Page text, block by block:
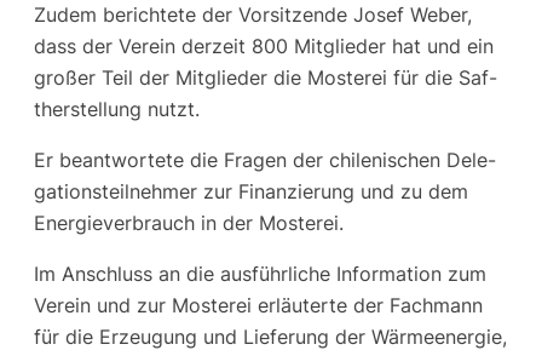
Zudem berich­te­te der Vor­sit­zen­de Josef Weber,
dass der Ver­ein der­zeit 800 Mit­glie­der hat und ein
gro­ßer Teil der Mit­glie­der die Mos­te­rei für die Saf­
ther­stel­lung nutzt.
Er beant­wor­te­te die Fra­gen der chi­le­ni­schen Dele­
ga­ti­ons­teil­neh­mer zur Finan­zie­rung und zu dem
Ener­gie­ver­brauch in der Mosterei.
Im Anschluss an die aus­führ­li­che Infor­ma­ti­on zum
Ver­ein und zur Mos­te­rei erläu­ter­te der Fach­mann
für die Erzeu­gung und Lie­fe­rung der Wär­me­en­er­gie,